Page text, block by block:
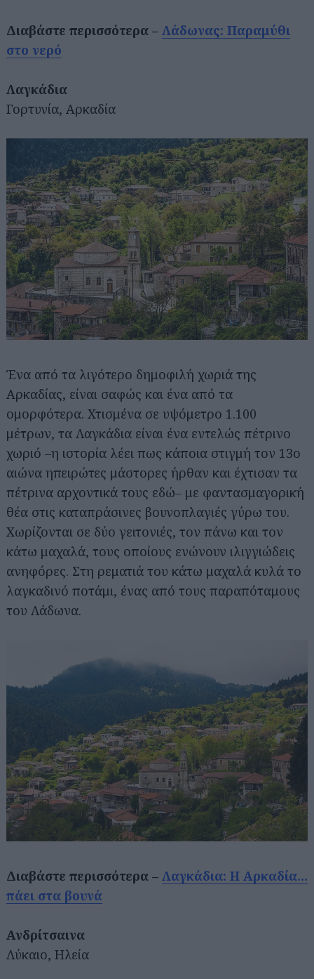
Διαβάστε περισσότερα – Λάδωνας: Παραμύθι
στο νερό
Λαγκάδια
Γορτυνία, Αρκαδία
Ένα από τα λιγότερο δημοφιλή χωριά της
Αρκαδίας, είναι σαφώς και ένα από τα
ομορφότερα. Χτισμένα σε υψόμετρο 1.100
μέτρων, τα Λαγκάδια είναι ένα εντελώς πέτρινο
χωριό –η ιστορία λέει πως κάποια στιγμή τον 13ο
αιώνα ηπειρώτες μάστορες ήρθαν και έχτισαν τα
πέτρινα αρχοντικά τους εδώ– με φαντασμαγορική
θέα στις καταπράσινες βουνοπλαγιές γύρω του.
Χωρίζονται σε δύο γειτονιές, τον πάνω και τον
κάτω μαχαλά, τους οποίους ενώνουν ιλιγγιώδεις
ανηφόρες. Στη ρεματιά του κάτω μαχαλά κυλά το
λαγκαδινό ποτάμι, ένας από τους παραπόταμους
του Λάδωνα.
Διαβάστε περισσότερα – Λαγκάδια: Η Αρκαδία…
πάει στα βουνά
Ανδρίτσαινα
Λύκαιο, Ηλεία